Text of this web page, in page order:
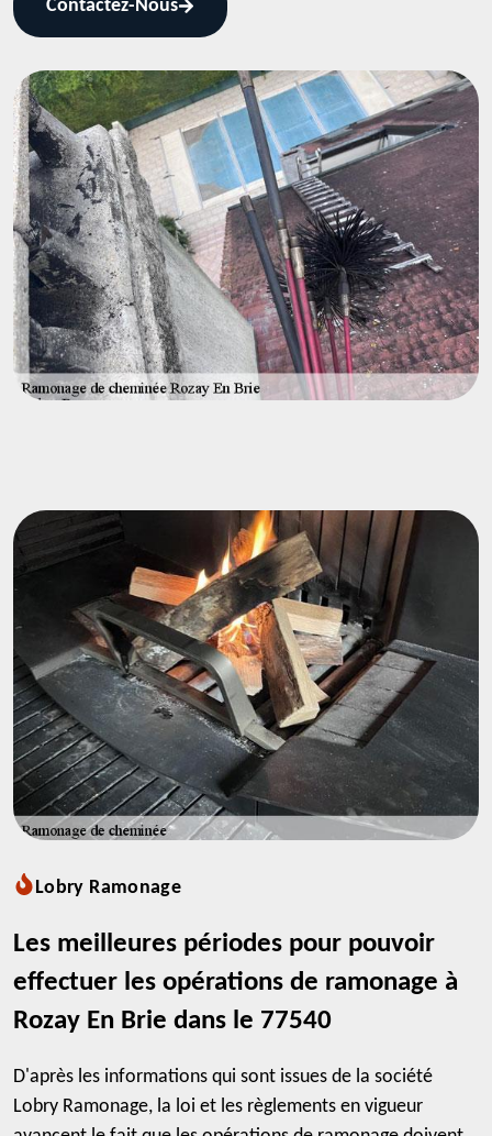
Contactez-Nous
Lobry Ramonage
Les meilleures périodes pour pouvoir
effectuer les opérations de ramonage à
Rozay En Brie dans le 77540
D'après les informations qui sont issues de la société
Lobry Ramonage, la loi et les règlements en vigueur